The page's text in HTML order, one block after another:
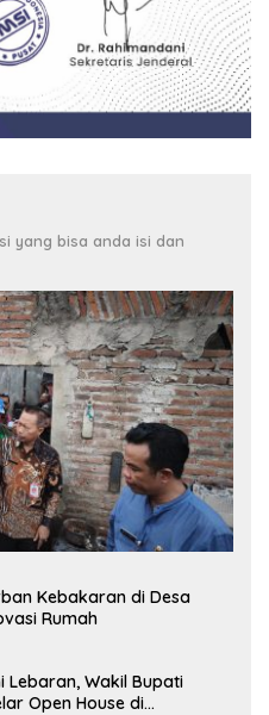
yang bisa anda isi dan
Kebakaran di Desa
Rumah
Lebaran, Wakil Bupati
Open House di